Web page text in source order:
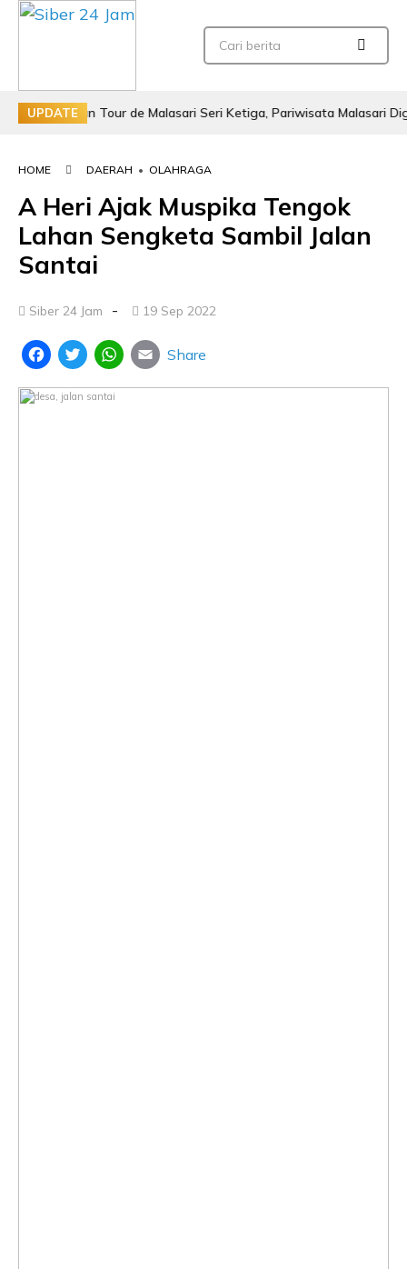
UPDATE
Tour de Malasari Seri Ketiga, Pariwisata Malasari Digenjot
HOME DAERAH • OLAHRAGA
A Heri Ajak Muspika Tengok
Lahan Sengketa Sambil Jalan
Santai
Siber 24 Jam - 19 Sep 2022
FacebookTwitterWhatsApp
Email
Share